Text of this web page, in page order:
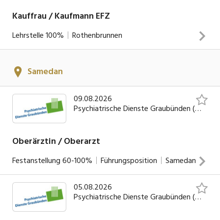
Kauffrau / Kaufmann EFZ
Lehrstelle100% Rothenbrunnen
INSERAT ANSEHEN
Samedan
09.08.2026
Psychiatrische Dienste Graubünden (PDGR)
Oberärztin / Oberarzt
Festanstellung60-100% Führungsposition Samedan
Sie führen selbständig ambulante psychiatrische und
psychotherapeutische Diagnostik und Therapien durch und
unterstützen Psychologinnen und Psychologen bei
05.08.2026
Psychiatrische Dienste Graubünden (PDGR)